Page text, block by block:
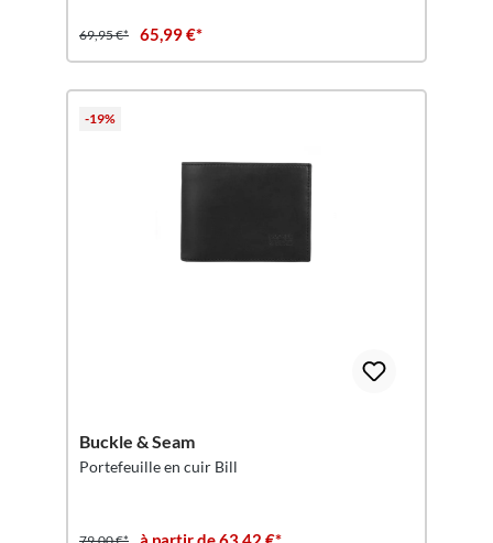
69,95 €* 65,99 €*
-19%
Buckle & Seam
Portefeuille en cuir Bill